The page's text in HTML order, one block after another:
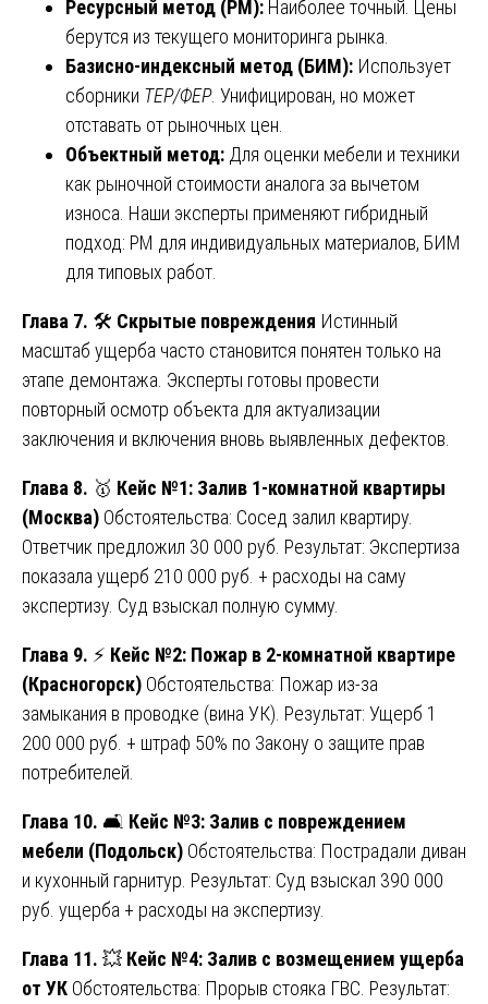
Ресурсный метод (РМ): Наиболее точный. Цены
берутся из текущего мониторинга рынка.
Базисно-индексный метод (БИМ): Использует
сборники ТЕР/ФЕР. Унифицирован, но может
отставать от рыночных цен.
Объектный метод: Для оценки мебели и техники
как рыночной стоимости аналога за вычетом
износа. Наши эксперты применяют гибридный
подход: РМ для индивидуальных материалов, БИМ
для типовых работ.
Глава 7. 🛠️ Скрытые повреждения Истинный
масштаб ущерба часто становится понятен только на
этапе демонтажа. Эксперты готовы провести
повторный осмотр объекта для актуализации
заключения и включения вновь выявленных дефектов.
Глава 8. 🥇 Кейс №1: Залив 1-комнатной квартиры
(Москва) Обстоятельства: Сосед залил квартиру.
Ответчик предложил 30 000 руб. Результат: Экспертиза
показала ущерб 210 000 руб. + расходы на саму
экспертизу. Суд взыскал полную сумму.
Глава 9. ⚡ Кейс №2: Пожар в 2-комнатной квартире
(Красногорск) Обстоятельства: Пожар из-за
замыкания в проводке (вина УК). Результат: Ущерб 1
200 000 руб. + штраф 50% по Закону о защите прав
потребителей.
Глава 10. 🛋️ Кейс №3: Залив с повреждением
мебели (Подольск) Обстоятельства: Пострадали диван
и кухонный гарнитур. Результат: Суд взыскал 390 000
руб. ущерба + расходы на экспертизу.
Глава 11. 💥 Кейс №4: Залив с возмещением ущерба
от УК Обстоятельства: Прорыв стояка ГВС. Результат: